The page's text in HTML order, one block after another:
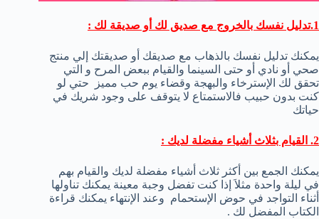
1.تدليل نفسك بالخروج مع صديق لك أو صديقة لك :
يمكنك تدليل نفسك بالذهاب مع صديقك أو صديقتك إلي منتج
صحي أو نادي أو حتى السينما والقيام ببعض المرح و التي
تحقق لك الإسترخاء والبهجة وقضاء يوم حب مميز حتي لو
كنت بدون حبيب فالاستمتاع لا يتوقف على وجود شريك في
حياتك
2. القيام بثلاث أشياء مفضلة لديك :
يمكنك الجمع بين أكثر ثلاث أشياء مفضلة لديك والقيام بهم
في ليلة واحدة مثلاَ إذا كنت تفضل وجبة معينة يمكنك تناولها
أثناء التواجد في حوض الإستحمام وعند الإنتهاء يمكنك قراءة
الكتاب المفضل لك .